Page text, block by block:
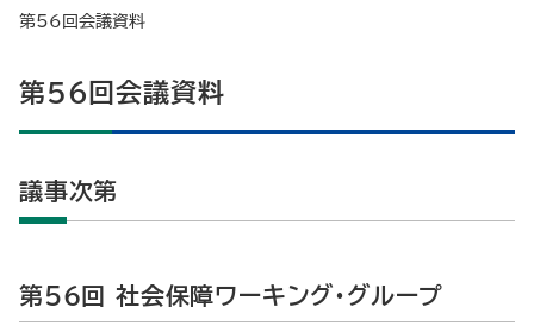
第56回会議資料
第56回会議資料
議事次第
第56回 社会保障ワーキング・グループ